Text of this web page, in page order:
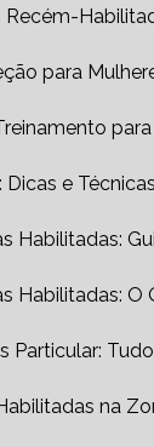
para
e
Habilitadas:
Habilitadas: O
Particular:
na